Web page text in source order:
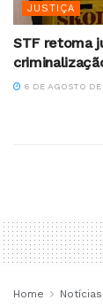
JUSTIÇA
STF retoma
6 DE AGOSTO
Home Notícias